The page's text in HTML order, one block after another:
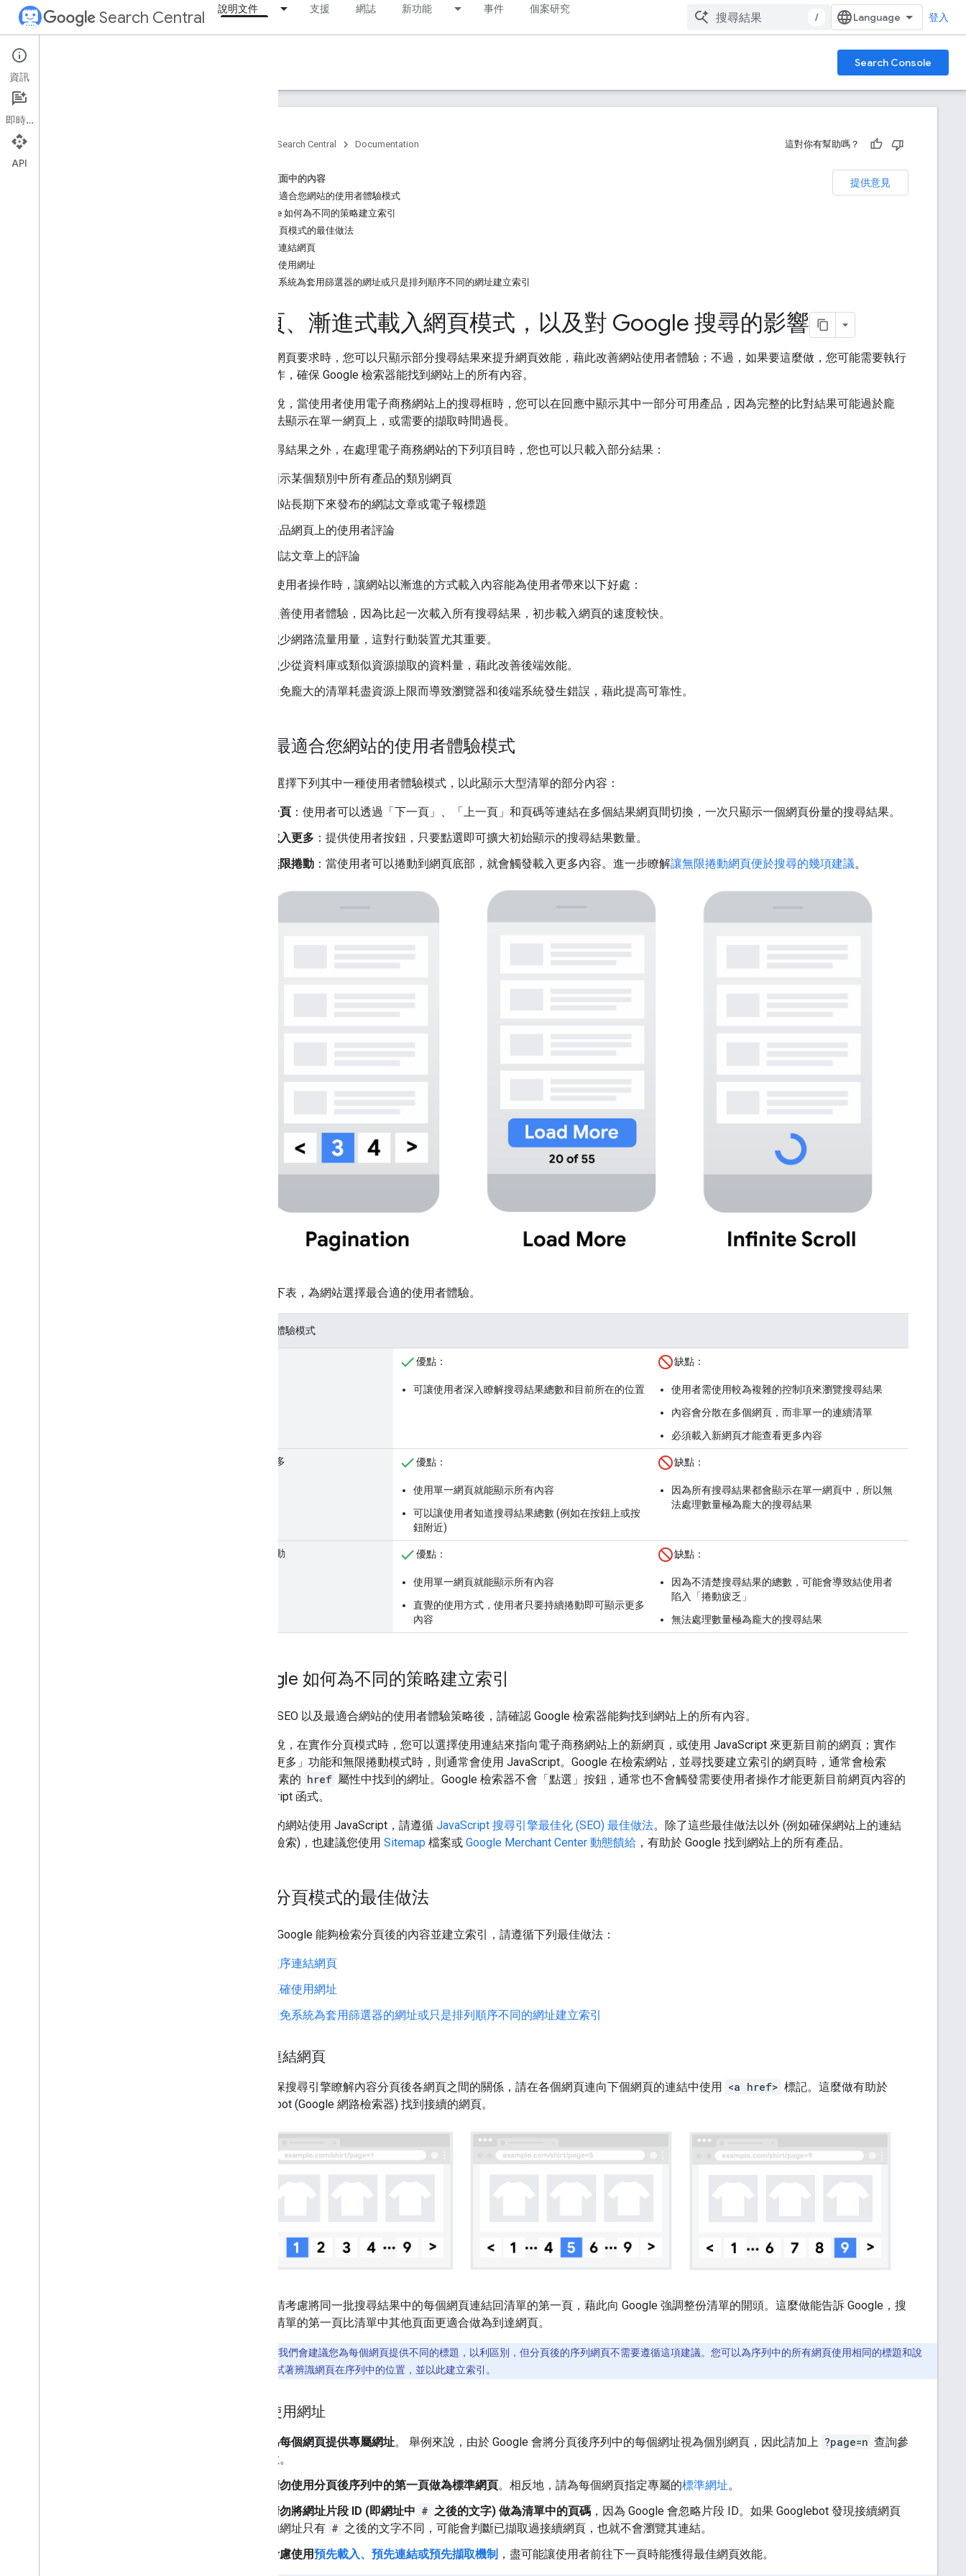
Search Central 說明文件 支援 網誌 新功能 事件 個案研究
/ 登入
Documentation Search Console
簡介
SEO 基礎知識
Search Central Documentation 這對你有幫助嗎？
提供意見
這個頁面中的內容
選擇最適合您網站的使用者體驗模式
Google 如何為不同的策略建立索引
實作分頁模式的最佳做法
依序連結網頁
正確使用網址
避免系統為套用篩選器的網址或只是排列順序不同的網址建立索引
分頁、漸進式載入網頁模式，以及對 Google 搜尋的影響
在回應網頁要求時，您可以只顯示部分搜尋結果來提升網頁效能，藉此改善網站使用者體驗；不過，如果要這麼做，您可能需要執行
某些操作，確保 Google 檢索器能找到網站上的所有內容。
舉例來說，當使用者使用電子商務網站上的搜尋框時，您可以在回應中顯示其中一部分可用產品，因為完整的比對結果可能過於龐
大，無法顯示在單一網頁上，或需要的擷取時間過長。
除了搜尋結果之外，在處理電子商務網站的下列項目時，您也可以只載入部分結果：
顯示某個類別中所有產品的類別網頁
網站長期下來發布的網誌文章或電子報標題
產品網頁上的使用者評論
網誌文章上的評論
在回應使用者操作時，讓網站以漸進的方式載入內容能為使用者帶來以下好處：
改善使用者體驗，因為比起一次載入所有搜尋結果，初步載入網頁的速度較快。
減少網路流量用量，這對行動裝置尤其重要。
減少從資料庫或類似資源擷取的資料量，藉此改善後端效能。
避免龐大的清單耗盡資源上限而導致瀏覽器和後端系統發生錯誤，藉此提高可靠性。
選擇最適合您網站的使用者體驗模式
您可以選擇下列其中一種使用者體驗模式，以此顯示大型清單的部分內容：
分頁 ：使用者可以透過「下一頁」、「上一頁」和頁碼等連結在多個結果網頁間切換，一次只顯示一個網頁份量的搜尋結果。
載入更多 ：提供使用者按鈕，只要點選即可擴大初始顯示的搜尋結果數量。
無限捲動 ：當使用者可以捲動到網頁底部，就會觸發載入更多內容。進一步瞭解讓無限捲動網頁便於搜尋的幾項建議。
請參考下表，為網站選擇最合適的使用者體驗。
使用者體驗模式
優點：
可讓使用者深入瞭解搜尋結果總數和目前所在的位置
缺點：
使用者需使用較為複雜的控制項來瀏覽搜尋結果
內容會分散在多個網頁，而非單一的連續清單
必須載入新網頁才能查看更多內容
載入更多 優點：
使用單一網頁就能顯示所有內容
可以讓使用者知道搜尋結果總數 (例如在按鈕上或按
鈕附近)
缺點：
因為所有搜尋結果都會顯示在單一網頁中，所以無
法處理數量極為龐大的搜尋結果
無限捲動 優點：
使用單一網頁就能顯示所有內容
直覺的使用方式，使用者只要持續捲動即可顯示更多
內容
缺點：
因為不清楚搜尋結果的總數，可能會導致結使用者
陷入「捲動疲乏」
無法處理數量極為龐大的搜尋結果
Google 如何為不同的策略建立索引
決定了 SEO 以及最適合網站的使用者體驗策略後，請確認 Google 檢索器能夠找到網站上的所有內容。
舉例來說，在實作分頁模式時，您可以選擇使用連結來指向電子商務網站上的新網頁，或使用 JavaScript 來更新目前的網頁；實作
「載入更多」功能和無限捲動模式時，則通常會使用 JavaScript。Google 在檢索網站，並尋找要建立索引的網頁時，通常會檢索
元素的 href 屬性中找到的網址。Google 檢索器不會「點選」按鈕，通常也不會觸發需要使用者操作才能更新目前網頁內容的
JavaScript 函式。
如果您的網站使用 JavaScript，請遵循 JavaScript 搜尋引擎最佳化 (SEO) 最佳做法。除了這些最佳做法以外 (例如確保網站上的連結
都可供檢索)，也建議您使用 Sitemap 檔案或 Google Merchant Center 動態饋給 ，有助於 Google 找到網站上的所有產品。
實作分頁模式的最佳做法
為確保 Google 能夠檢索分頁後的內容並建立索引，請遵循下列最佳做法：
依序連結網頁
正確使用網址
避免系統為套用篩選器的網址或只是排列順序不同的網址建立索引
依序連結網頁
如要確保搜尋引擎瞭解內容分頁後各網頁之間的關係，請在各個網頁連向下個網頁的連結中使用 <a href> 標記。這麼做有助於
Googlebot (Google 網路檢索器) 找到接續的網頁。
此外，請考慮將同一批搜尋結果中的每個網頁連結回清單的第一頁，藉此向 Google 強調整份清單的開頭。這麼做能告訴 Google，搜
尋結果清單的第一頁比清單中其他頁面更適合做為到達網頁。
一般來說，我們會建議您為每個網頁提供不同的標題，以利區別，但分頁後的序列網頁不需要遵循這項建議。您可以為序列中的所有網頁使用相同的標題和說
明，Google 會試著辨識網頁在序列中的位置，並以此建立索引。
正確使用網址
為每個網頁提供專屬網址。 舉例來說，由於 Google 會將分頁後序列中的每個網址視為個別網頁，因此請加上 ?page=n 查詢參
數。
請勿使用分頁後序列中的第一頁做為標準網頁。相反地，請為每個網頁指定專屬的標準網址。
請勿將網址片段 ID (即網址中 # 之後的文字) 做為清單中的頁碼 ，因為 Google 會忽略片段 ID。如果 Googlebot 發現接續網頁
的網址只有 # 之後的文字不同，可能會判斷已擷取過接續網頁，也就不會瀏覽其連結。
考慮使用預先載入、預先連結或預先擷取機制 ，盡可能讓使用者前往下一頁時能獲得最佳網頁效能。
資訊
即時通訊
API